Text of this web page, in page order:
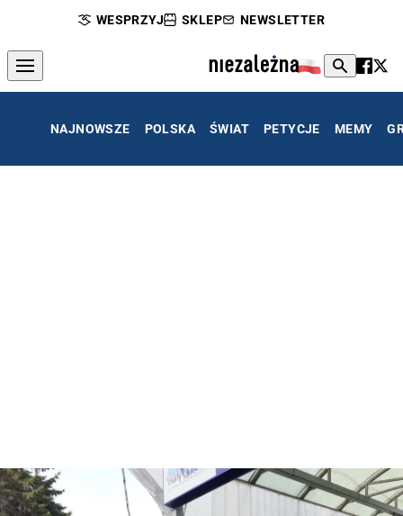
WESPRZYJ SKLEP NEWSLETTER
NAJNOWSZE POLSKA ŚWIAT PETYCJE MEMY